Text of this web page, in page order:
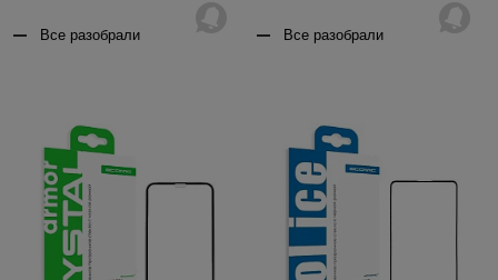
Все разобрали Все разобрали